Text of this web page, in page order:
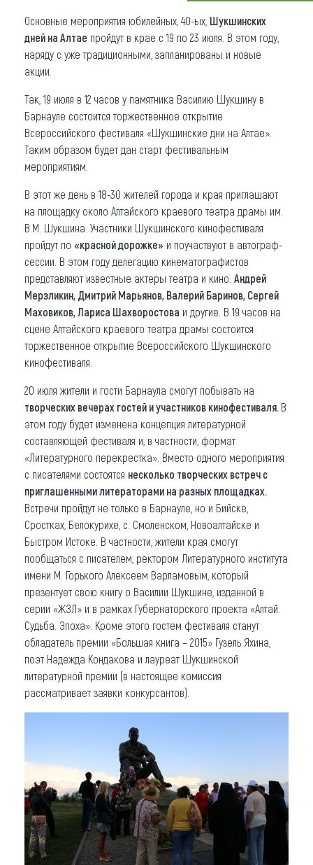
Что привезти (сувениры)
О регионе
Другие рубрики
Основные мероприятия юбилейных, 40-ых, Шукшинских
дней на Алтае пройдут в крае с 19 по 23 июля. В этом году,
наряду с уже традиционными, запланированы и новые
акции.
Так, 19 июля в 12 часов у памятника Василию Шукшину в
Барнауле состоится торжественное открытие
Всероссийского фестиваля «Шукшинские дни на Алтае».
Таким образом будет дан старт фестивальным
мероприятиям.
В этот же день в 18-30 жителей города и края приглашают
на площадку около Алтайского краевого театра драмы им.
В.М. Шукшина. Участники Шукшинского кинофестиваля
пройдут по «красной дорожке» и поучаствуют в автограф-
сессии. В этом году делегацию кинематографистов
представляют известные актеры театра и кино: Андрей
Мерзликин, Дмитрий Марьянов, Валерий Баринов, Сергей
Маховиков, Лариса Шахворостова и другие. В 19 часов на
сцене Алтайского краевого театра драмы состоится
торжественное открытие Всероссийского Шукшинского
кинофестиваля.
20 июля жители и гости Барнаула смогут побывать на
творческих вечерах гостей и участников кинофестиваля. В
этом году будет изменена концепция литературной
составляющей фестиваля и, в частности, формат
«Литературного перекрестка». Вместо одного мероприятия
с писателями состоятся несколько творческих встреч с
приглашенными литераторами на разных площадках.
Встречи пройдут не только в Барнауле, но и Бийске,
Сростках, Белокурихе, с. Смоленском, Новоалтайске и
Быстром Истоке. В частности, жители края смогут
пообщаться с писателем, ректором Литературного института
имени М. Горького Алексеем Варламовым, который
презентует свою книгу о Василии Шукшине, изданной в
серии «ЖЗЛ» и в рамках Губернаторского проекта «Алтай.
Судьба. Эпоха». Кроме этого гостем фестиваля станут
обладатель премии «Большая книга – 2015» Гузель Яхина,
поэт Надежда Кондакова и лауреат Шукшинской
литературной премии (в настоящее комиссия
рассматривает заявки конкурсантов).